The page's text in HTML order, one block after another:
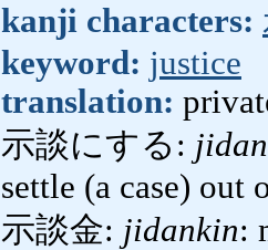
kanji characters:
keyword: justice
translation:
示談にする:
settle (a case) out
示談金: jidankin: